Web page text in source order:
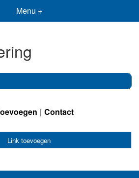
Menu +
Contact
Link toevoegen